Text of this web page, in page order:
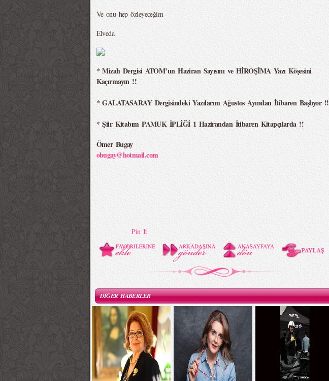
Ve onu hep özleyeceğim
Elveda
* Mizah Dergisi ATOM’un Haziran Sayısını ve HİROŞİMA Yazı Köşesini
Kaçırmayın !!
* GALATASARAY Dergisindeki Yazılarım Ağustos Ayından İtibaren Başlıyor !!
* Şiir Kitabım PAMUK İPLİĞİ 1 Hazirandan İtibaren Kitapçılarda !!
Ömer Bugay
obugay@hotmail.com
Pin It
DİĞER HABERLER